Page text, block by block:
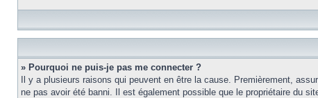
» Pourquoi ne puis-je pas me connecter ?
Il y a plusieurs raisons qui peuvent en être la cause. Premièrement,
ne pas avoir été banni. Il est également possible que le propriétaire du